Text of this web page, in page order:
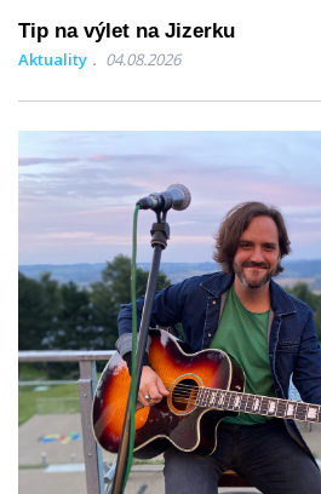
Tip na výlet na Jizerku
Aktuality 04.08.2026